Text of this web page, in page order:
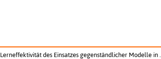
Lerneffektivität des Einsatzes gegenständlicher Modelle in ...